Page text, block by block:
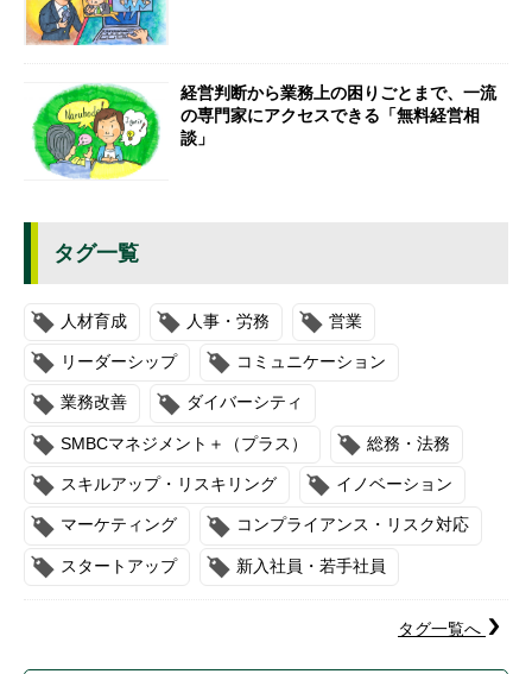
経営判断から業務上の困りごとまで、一流
の専門家にアクセスできる「無料経営相
談」
タグ一覧
人材育成 人事・労務 営業
リーダーシップ コミュニケーション
業務改善 ダイバーシティ
SMBCマネジメント＋（プラス） 総務・法務
スキルアップ・リスキリング イノベーション
マーケティング コンプライアンス・リスク対応
スタートアップ 新入社員・若手社員
タグ一覧へ